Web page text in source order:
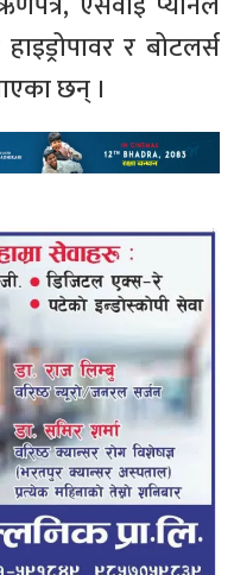
र बोटलर्स
छन् ।